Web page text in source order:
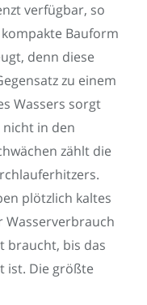
verfügbar, so
Bauform
denn diese
zu einem
Wassers sorgt
nicht in den
zählt die
plötzlich kaltes
Wasserverbrauch
braucht, bis das
ist. Die größte